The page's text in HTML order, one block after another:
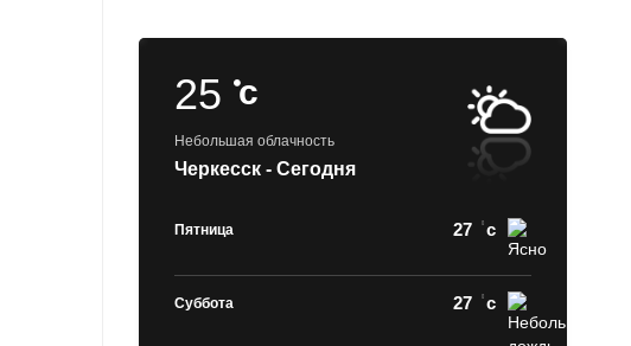
25c
Небольшая облачность
Черкесск - Сегодня
Пятница 27 c
Суббота 27 c